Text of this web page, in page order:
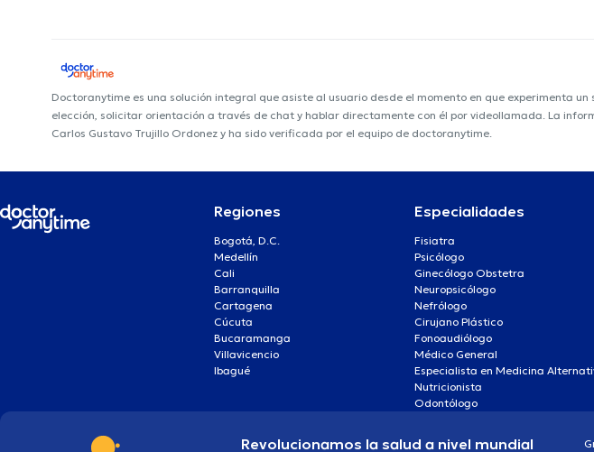
Doctoranytime es una solución integral que asiste al usuario desde el momento en que experimenta
elección, solicitar orientación a través de chat y hablar directamente con él por videollamada. La
Carlos Gustavo Trujillo Ordonez y ha sido verificada por el equipo de doctoranytime.
Regiones
Bogotá, D.C.
Medellín
Cali
Barranquilla
Cartagena
Cúcuta
Bucaramanga
Villavicencio
Ibagué
Especialidades
Fisiatra
Psicólogo
Ginecólogo Obstetra
Neuropsicólogo
Nefrólogo
Cirujano Plástico
Fonoaudiólogo
Médico General
Especialista en Medicina
Nutricionista
Odontólogo
Revolucionamos la salud a nivel mundial